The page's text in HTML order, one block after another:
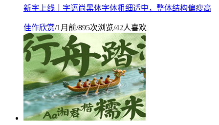
新字上线｜字语尚黑体字体粗细适中，整体结构偏瘦高
佳作欣赏/1月前/895次浏览/42人喜欢